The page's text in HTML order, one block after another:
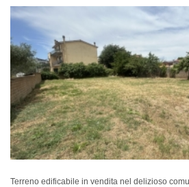
Terreno edificabile in vendita nel delizioso